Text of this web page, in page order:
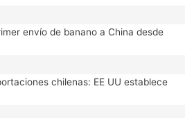
envío de banano a China desde
chilenas: EE UU establece